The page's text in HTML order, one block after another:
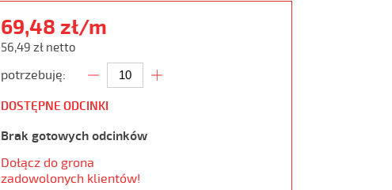
69,48 zł/m
56,49 zł netto
potrzebuję:
DOSTĘPNE ODCINKI
Brak gotowych odcinków
Dołącz do grona
zadowolonych klientów!